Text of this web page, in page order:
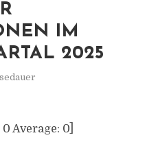
IM
2025
0 Average: 0]